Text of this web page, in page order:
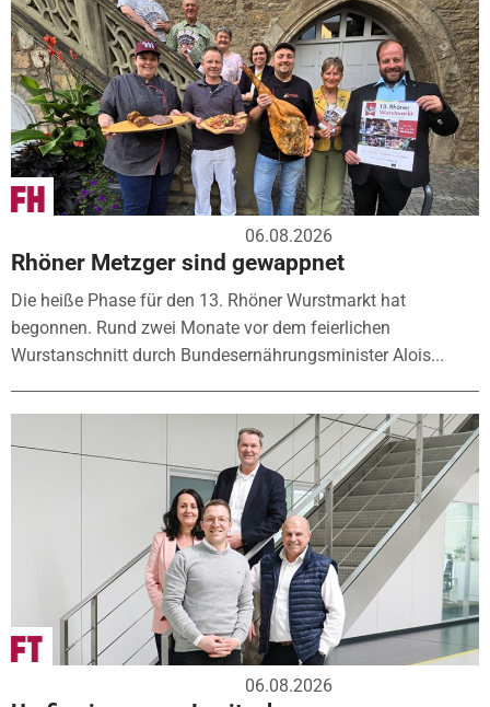
06.08.2026
Rhöner Metzger sind gewappnet
Die heiße Phase für den 13. Rhöner Wurstmarkt hat
begonnen. Rund zwei Monate vor dem feierlichen
Wurstanschnitt durch Bundesernährungsminister Alois...
06.08.2026